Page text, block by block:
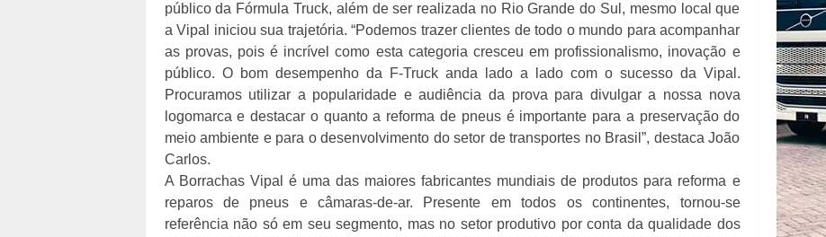
público da Fórmula Truck, além de ser realizada no Rio Grande do Sul, mesmo local que
a Vipal iniciou sua trajetória. “Podemos trazer clientes de todo o mundo para acompanhar
as provas, pois é incrível como esta categoria cresceu em profissionalismo, inovação e
público. O bom desempenho da F-Truck anda lado a lado com o sucesso da Vipal.
Procuramos utilizar a popularidade e audiência da prova para divulgar a nossa nova
logomarca e destacar o quanto a reforma de pneus é importante para a preservação do
meio ambiente e para o desenvolvimento do setor de transportes no Brasil”, destaca João
Carlos.
A Borrachas Vipal é uma das maiores fabricantes mundiais de produtos para reforma e
reparos de pneus e câmaras-de-ar. Presente em todos os continentes, tornou-se
referência não só em seu segmento, mas no setor produtivo por conta da qualidade dos